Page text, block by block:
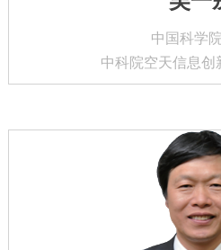
中国科学
中科院空天信息创